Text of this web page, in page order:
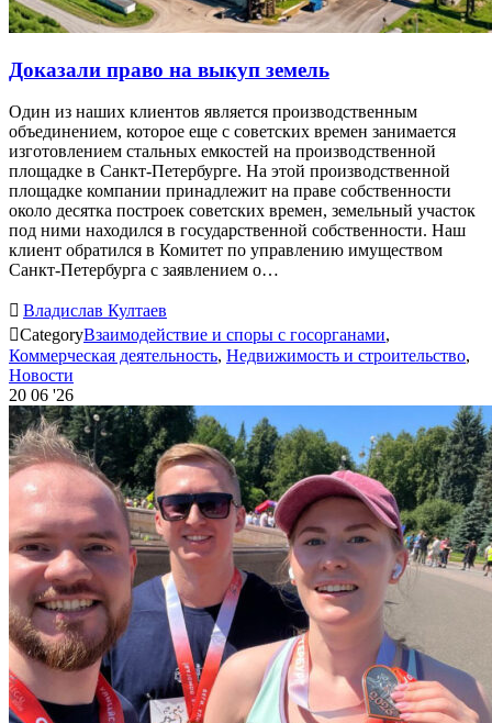
Доказали право на выкуп земель
Один из наших клиентов является производственным
объединением, которое еще с советских времен занимается
изготовлением стальных емкостей на производственной
площадке в Санкт-Петербурге. На этой производственной
площадке компании принадлежит на праве собственности
около десятка построек советских времен, земельный участок
под ними находился в государственной собственности. Наш
клиент обратился в Комитет по управлению имуществом
Санкт-Петербурга с заявлением о…
 Владислав Култаев
CategoryВзаимодействие и споры с госорганами,
Коммерческая деятельность, Недвижимость и строительство,
Новости
20 06 '26